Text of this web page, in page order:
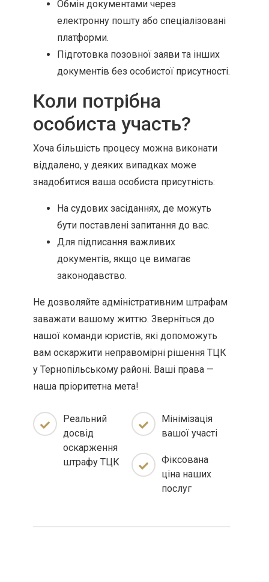
Обмін документами через
електронну пошту або спеціалізовані
платформи.
Підготовка позовної заяви та інших
документів без особистої присутності.
Коли потрібна
особиста участь?
Хоча більшість процесу можна виконати
віддалено, у деяких випадках може
знадобитися ваша особиста присутність:
На судових засіданнях, де можуть
бути поставлені запитання до вас.
Для підписання важливих
документів, якщо це вимагає
законодавство.
Не дозволяйте адміністративним штрафам
заважати вашому життю. Зверніться до
нашої команди юристів, які допоможуть
вам оскаржити неправомірні рішення ТЦК
у Тернопільському районі. Ваші права —
наша пріоритетна мета!
Реальний
досвід
оскарження
штрафу ТЦК
Мінімізація
вашої участі
Фіксована
ціна наших
послуг